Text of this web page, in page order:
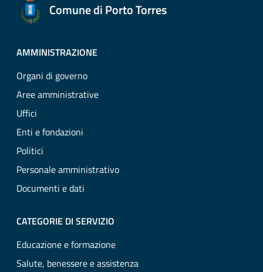
Comune di Porto Torres
AMMINISTRAZIONE
Organi di governo
Aree amministrative
Uffici
Enti e fondazioni
Politici
Personale amministrativo
Documenti e dati
CATEGORIE DI SERVIZIO
Educazione e formazione
Salute, benessere e assistenza